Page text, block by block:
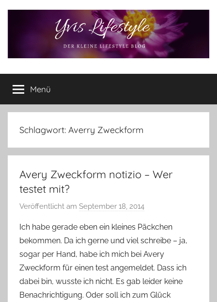
Yvis
Lifestyle
Lifestyle
Blog
–
Lifestyle,
Produkttests
vieles
mehr
Menü
Schlagwort: Averry Zweckform
Avery Zweckform notizio – Wer
testet mit?
Veröffentlicht am September 18, 2014
n
Y
v
o
n
n
Ich habe gerade eben ein kleines Päckchen
bekommen. Da ich gerne und viel schreibe – ja,
sogar per Hand, habe ich mich bei Avery
Zweckform für einen test angemeldet. Dass ich
dabei bin, wusste ich nicht. Es gab leider keine
Benachrichtigung. Oder soll ich zum Glück